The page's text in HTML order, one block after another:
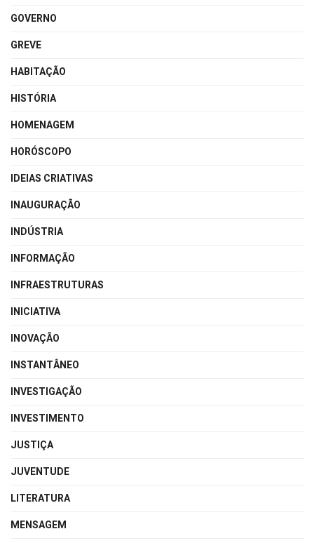
GOVERNO
GREVE
HABITAÇÃO
HISTÓRIA
HOMENAGEM
HORÓSCOPO
IDEIAS CRIATIVAS
INAUGURAÇÃO
INDÚSTRIA
INFORMAÇÃO
INFRAESTRUTURAS
INICIATIVA
INOVAÇÃO
INSTANTÂNEO
INVESTIGAÇÃO
INVESTIMENTO
JUSTIÇA
JUVENTUDE
LITERATURA
MENSAGEM